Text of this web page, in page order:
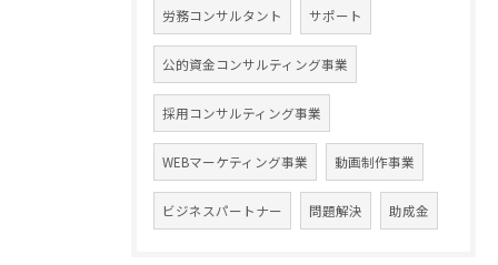
労務コンサルタント サポート
公的資金コンサルティング事業
採用コンサルティング事業
WEBマーケティング事業 動画制作事業
ビジネスパートナー 問題解決 助成金